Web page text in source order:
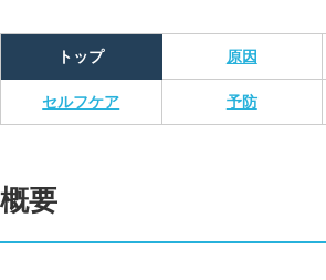
トップ 原因
セルフケア 予防
概要